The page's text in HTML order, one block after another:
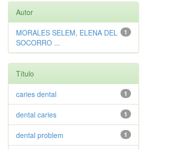
Autor
1
MORALES SELEM, ELENA DEL
SOCORRO ...
Título
1
caries dental
1
dental caries
1
dental problem